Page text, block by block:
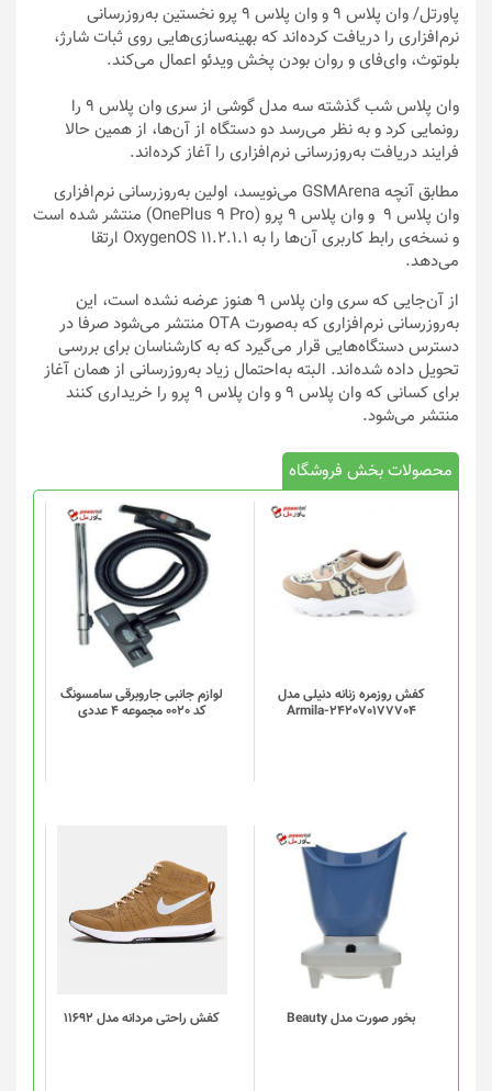
پاورتل
/ وان پلاس 9 و وان پلاس 9 پرو نخستین به‌روزرسانی
نرم‌افزاری را دریافت کرده‌اند که بهینه‌سازی‌هایی روی ثبات شارژ،
بلوتوث، وای‌فای و روان بودن پخش ویدئو اعمال می‌کند.
وان پلاس شب گذشته سه مدل گوشی از سری وان پلاس 9 را
رونمایی کرد و به ‌نظر می‌رسد دو دستگاه از ‌آن‌ها، از همین حالا
فرایند دریافت به‌روزرسانی نرم‌افزاری را آغاز کرده‌اند.
مطابق آنچه GSMArena می‌نویسد، اولین به‌روزرسانی نرم‌افزاری
وان پلاس ۹ و وان پلاس ۹ پرو (OnePlus 9 Pro) منتشر شده است
و نسخه‌ی رابط کاربری آن‌ها را به OxygenOS 11.2.1.1 ارتقا
می‌دهد.
از آن‌جایی که سری وان پلاس 9 هنوز عرضه نشده است، این
به‌روزرسانی نرم‌افزاری که به‌صورت OTA منتشر می‌شود صرفا در
دسترس دستگاه‌هایی قرار می‌گیرد که به کارشناسان برای بررسی
تحویل داده شده‌اند. البته به‌احتمال زیاد به‌روزرسانی از همان آغاز
برای کسانی که وان پلاس 9 و وان پلاس 9 پرو را خریداری کنند
منتشر می‌شود.
محصولات بخش فروشگاه
کفش روزمره زنانه دنیلی مدل
Armila-242070177704
لوازم جانبی جاروبرقی سامسونگ
کد 0020 مجموعه 4 عددی
بخور صورت مدل Beauty کفش راحتی مردانه مدل 11692
دارای
انواع
مختلفی
گزینه